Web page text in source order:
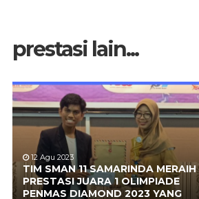
prestasi lain...
12 Agu 2023
TIM SMAN 11 SAMARINDA MERAIH
PRESTASI JUARA 1 OLIMPIADE
PENMAS DIAMOND 2023 YANG